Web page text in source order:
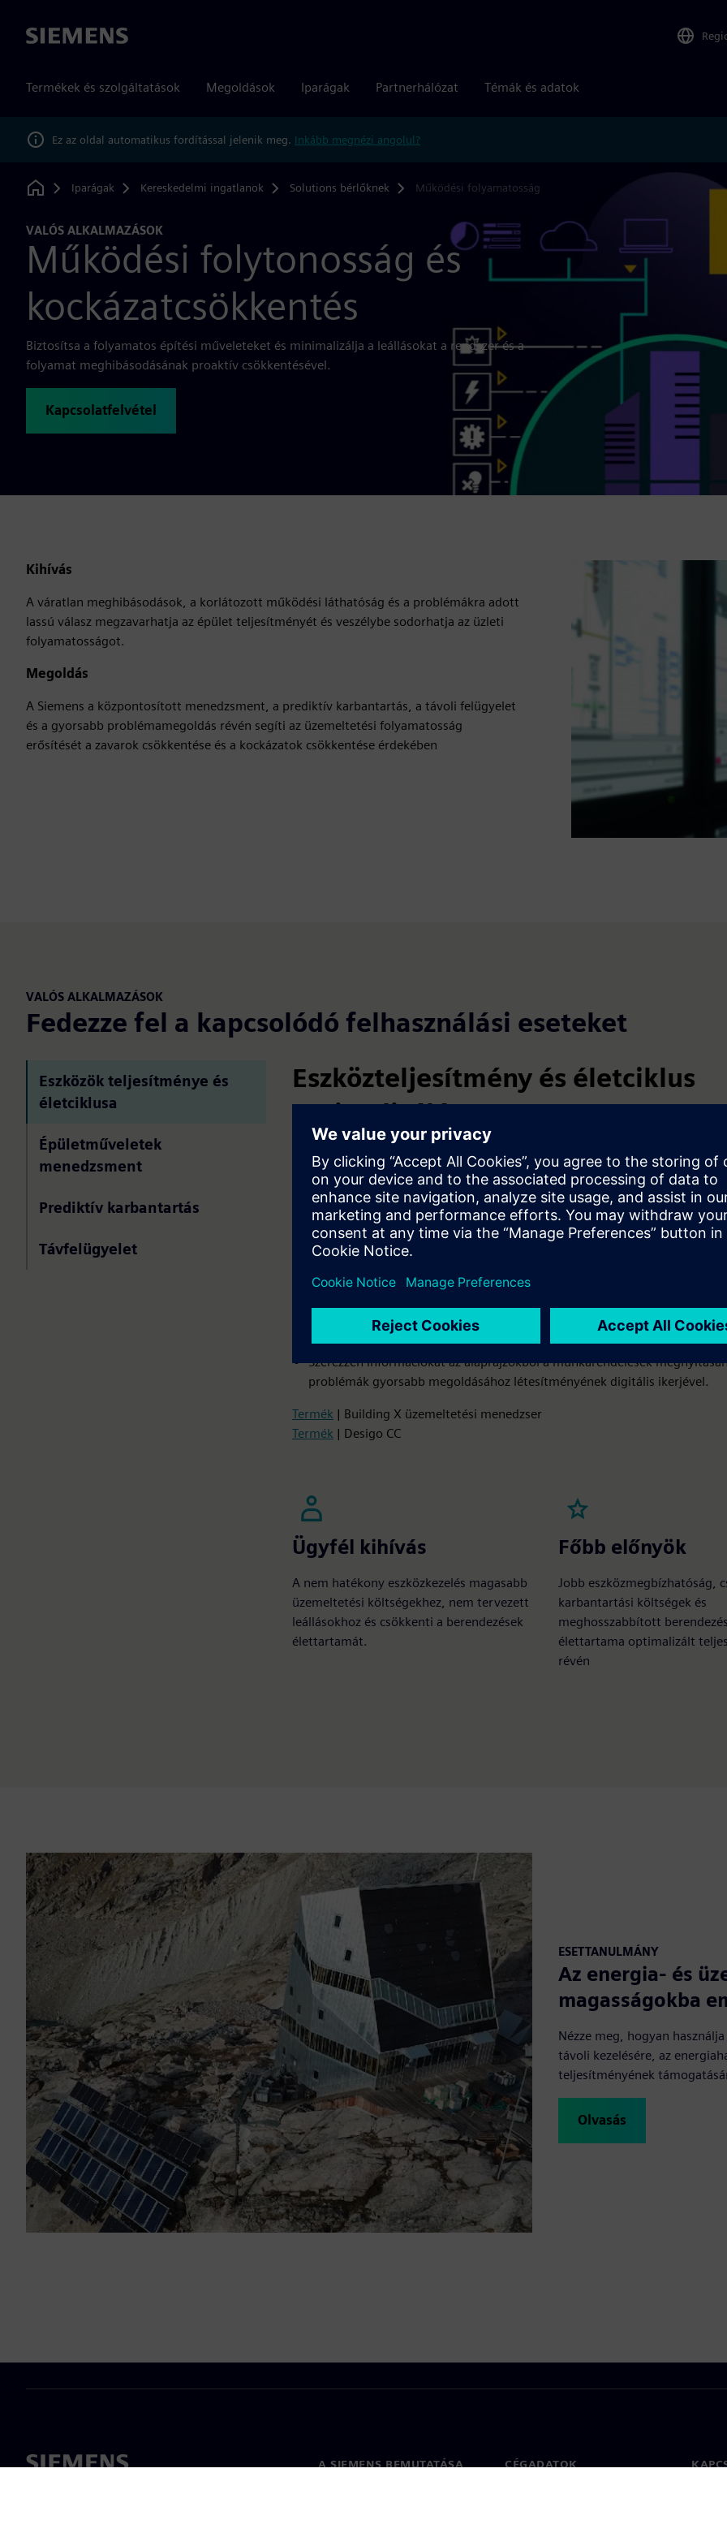
Siemens
Termékek és szolgáltatások Megoldások Iparágak Partnerhálózat Témák és adatok
Ez az oldal automatikus fordítással jelenik meg. Inkább megnézi angolul?
Home
Iparágak Kereskedelmi ingatlanok Solutions bérlőknek Működési folyamatosság
VALÓS ALKALMAZÁSOK
Működési folytonosság és
kockázatcsökkentés
Biztosítsa a folyamatos építési műveleteket és minimalizálja a leállásokat a rendszer és a
folyamat meghibásodásának proaktív csökkentésével.
Kapcsolatfelvétel
Kihívás
A váratlan meghibásodások, a korlátozott működési láthatóság és a problémákra adott
lassú válasz megzavarhatja az épület teljesítményét és veszélybe sodorhatja az üzleti
folyamatosságot.
Megoldás
A Siemens a központosított menedzsment, a prediktív karbantartás, a távoli felügyelet
és a gyorsabb problémamegoldás révén segíti az üzemeltetési folyamatosság
erősítését a zavarok csökkentése és a kockázatok csökkentése érdekében
VALÓS ALKALMAZÁSOK
Fedezze fel a kapcsolódó felhasználási eseteket
Eszközök teljesítménye és
életciklusa
Épületműveletek
menedzsment
Prediktív karbantartás
Távfelügyelet
Eszközteljesítmény és életciklus
optimalizálása
Az épületberendezések felügyelete és kezelése az eszközök teljesítményének,
üzemidejének és megbízhatóságának optimalizálása érdekében az egész
biztosítva az energiahatékonyságot és az utasok kényelmét.
Telepítsen IoT-érzékelőket a berendezések teljesítményének figyelemmel
az anomáliák valós időben történő ész
hibák megelőzéséhez.
Központosított eszközkezelési rendszert valósíthat meg a teljesítmény- és
adatok nyomon követésére.
Szerezzen információkat az alaprajzokból a munkarendelések
problémák gyorsabb megoldásához létesítményének digitális ikerjével.
Termék | Building X üzemeltetési menedzser
Termék | Desigo CC
Ügyfél kihívás
A nem hatékony eszközkezelés magasabb
üzemeltetési költségekhez, nem tervezett
leállásokhoz és csökkenti a berendezések
élettartamát.
Főbb előnyök
Jobb eszközmegbízhatóság,
karbantartási költségek és
meghosszabbított
élettartama optimalizált
révén
ESETTANULMÁNY
Az energia- és
magasságokba
Nézze meg, hogyan
távoli kezelésére, az
teljesítményének
Olvasás
A SIEMENS BEMUTATÁSA CÉGADATOK